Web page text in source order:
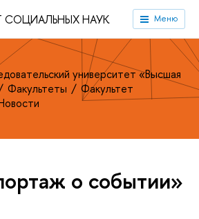
СОЦИАЛЬНЫХ НАУК Меню
университет «Высшая
Факультеты
Факультет
о событии»